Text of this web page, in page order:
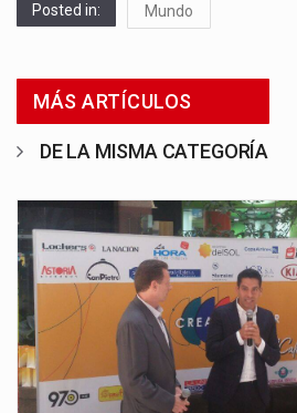
Posted in: Mundo
MÁS ARTÍCULOS
DE LA MISMA CATEGORÍA